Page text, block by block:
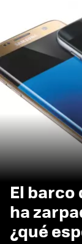
El barco
ha
¿qué